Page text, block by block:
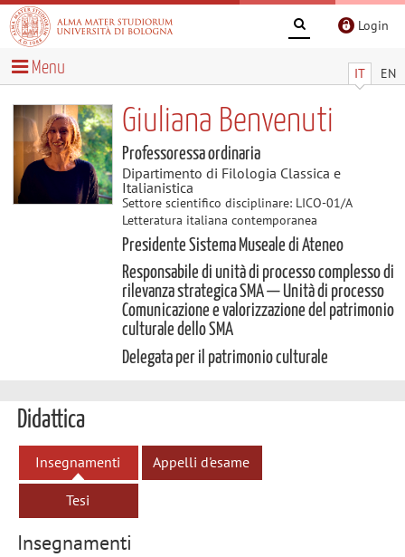
Login
IT EN
Menu
Giuliana Benvenuti
Professoressa ordinaria
Dipartimento di Filologia Classica e
Italianistica
Settore scientifico disciplinare: LICO-01/A
Letteratura italiana contemporanea
Presidente Sistema Museale di Ateneo
Responsabile di unità di processo complesso di
rilevanza strategica SMA — Unità di processo
Comunicazione e valorizzazione del patrimonio
culturale dello SMA
Delegata per il patrimonio culturale
Didattica
Insegnamenti Appelli d'esame
Tesi
Insegnamenti